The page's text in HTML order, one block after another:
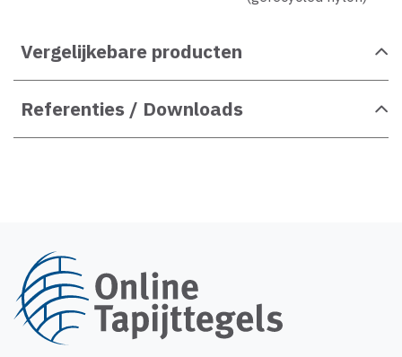
Vergelijkebare producten
Referenties / Downloads